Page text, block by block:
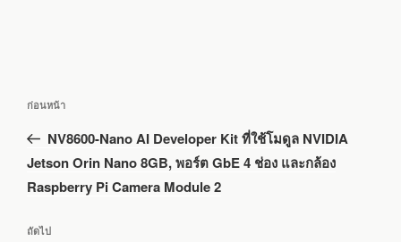
เรื่อง
เรื่อง
ก่อนหน้า
NV8600-Nano AI Developer Kit ที่ใช้โมดูล NVIDIA
Jetson Orin Nano 8GB, พอร์ต GbE 4 ช่อง และกล้อง
Raspberry Pi Camera Module 2
เรื่อง
ถัดไป